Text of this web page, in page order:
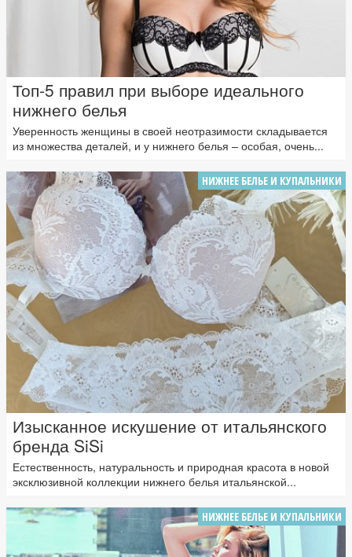
Топ-5 правил при выборе идеального
нижнего белья
Уверенность женщины в своей неотразимости складывается
из множества деталей, и у нижнего белья – особая, очень...
НИЖНЕЕ БЕЛЬЕ И КУПАЛЬНИКИ
Изысканное искушение от итальянского
бренда SiSi
Естественность, натуральность и природная красота в новой
эксклюзивной коллекции нижнего белья итальянской...
НИЖНЕЕ БЕЛЬЕ И КУПАЛЬНИКИ